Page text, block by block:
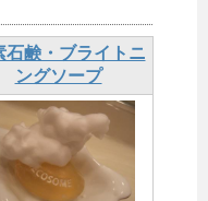
石鹸・ブライトニ
ングソープ